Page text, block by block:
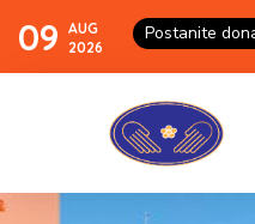
09 AUG
2026
Postanite